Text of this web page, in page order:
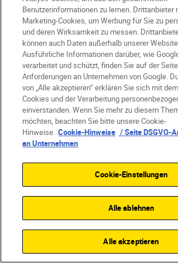
Das Wertvollste, was man bei
Erstellung eines
kann, ist, authentisch zu sein –
sich selbst, aber auch
Protagonist:innen und dem,
ihr Leben erzählen. Sie sind so
einen in ihre Welt zu lassen –
Filmemacher:innen haben wir
sie so authentisch wie möglich
* Mit den Apps
Nikon Snapbridge
oderNX Tetherkann man die
Zoomfunktion desNIKKOR Z
drahtlos bedienen.
gibt es denNikon MC-N10als
kabelgebundene Fernbedienung.
Benutzerinformationen zu lernen. Drittanbieter
Marketing-Cookies, um Werbung für Sie zu
und deren Wirksamkeit zu messen.
können auch Daten außerhalb unserer
Ausführliche Informationen darüber, wie
verarbeitet und schützt, finden Sie auf der
Anforderungen an Unternehmen von Google.
von „Alle akzeptieren“ erklären Sie sich mit
Cookies und der Verarbeitung
einverstanden. Wenn Sie mehr zu diesem
möchten, beachten Sie bitte unsere Cookie-
Hinweise. Cookie-Hinweise / Seite DSGVO-
an Unternehmen
Cookie-Einstellungen
Alle ablehnen
Alle akzeptieren